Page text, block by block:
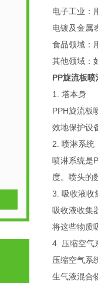
电子工业：
电镀及金属
食品领域：
其他领域：
PP旋流板喷
1. 塔本身
PPH旋流板
效地保护设
2. 喷淋系统
喷淋系统是
度。喷头的
3. 吸收液收
吸收液收集
将这些物质
4. 压缩空气
压缩空气系
生气液混合